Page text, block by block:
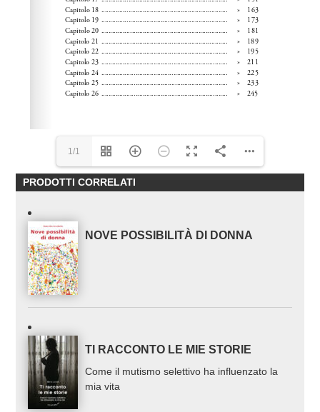
1/1
PRODOTTI CORRELATI
NOVE POSSIBILITÀ DI DONNA
TI RACCONTO LE MIE STORIE
Come il mutismo selettivo ha influenzato la
mia vita